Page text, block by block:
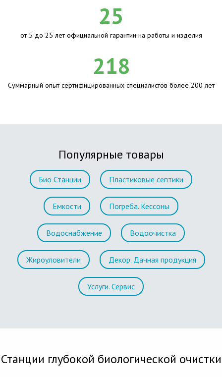
25
от 5 до 25 лет официальной гарантии на работы и изделия
218
Суммарный опыт сертифицированных специалистов более 200 лет
Популярные товары
Био Станции Пластиковые септики
Емкости Погреба. Кессоны
Водоснабжение Водоочистка
Жироуловители Декор. Дачная продукция
Услуги. Сервис
Станции глубокой биологической очистки